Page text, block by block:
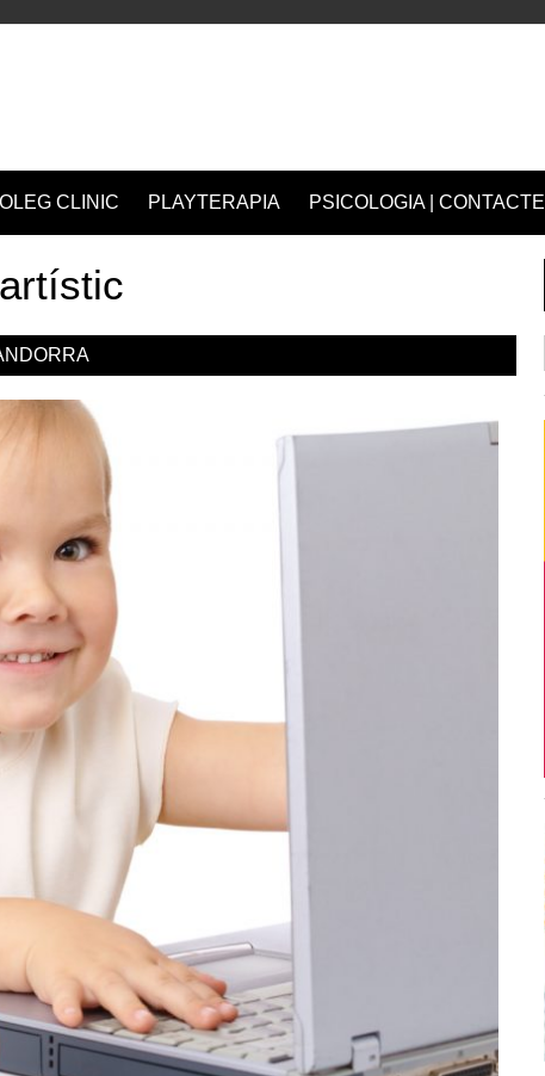
CLINIC PLAYTERAPIA PSICOLOGIA | CONTACTE